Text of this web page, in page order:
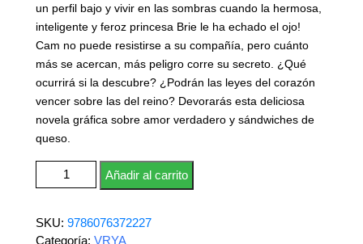
un perfil bajo y vivir en las sombras cuando la hermosa,
inteligente y feroz princesa Brie le ha echado el ojo!
Cam no puede resistirse a su compañía, pero cuánto
más se acercan, más peligro corre su secreto. ¿Qué
ocurrirá si la descubre? ¿Podrán las leyes del corazón
vencer sobre las del reino? Devorarás esta deliciosa
novela gráfica sobre amor verdadero y sándwiches de
queso.
La princesa y el sandwich de queso cantidad
Añadir al carrito
SKU: 9786076372227
Categoría: VRYA